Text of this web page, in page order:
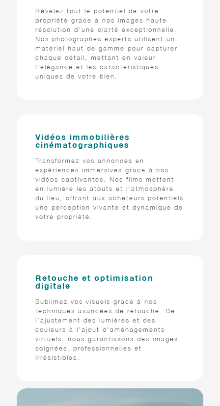
Révélez tout le potentiel de votre
propriété grâce à nos images haute
résolution d’une clarté exceptionnelle.
Nos photographes experts utilisent un
matériel haut de gamme pour capturer
chaque détail, mettant en valeur
l’élégance et les caractéristiques
uniques de votre bien.
Vidéos immobilières
cinématographiques
Transformez vos annonces en
expériences immersives grâce à nos
vidéos captivantes. Nos films mettent
en lumière les atouts et l’atmosphère
du lieu, offrant aux acheteurs potentiels
une perception vivante et dynamique de
votre propriété.
Retouche et optimisation
digitale
Sublimez vos visuels grâce à nos
techniques avancées de retouche. De
l’ajustement des lumières et des
couleurs à l’ajout d’aménagements
virtuels, nous garantissons des images
soignées, professionnelles et
irrésistibles.